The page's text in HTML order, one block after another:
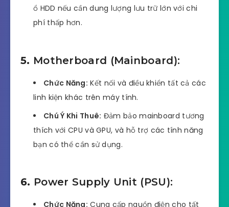
ổ HDD nếu cần dung lượng lưu trữ lớn với chi
phí thấp hơn.
5. Motherboard (Mainboard):
Chức Năng: Kết nối và điều khiển tất cả các
linh kiện khác trên máy tính.
Chú Ý Khi Thuê: Đảm bảo mainboard tương
thích với CPU và GPU, và hỗ trợ các tính năng
bạn có thể cần sử dụng.
6. Power Supply Unit (PSU):
Chức Năng: Cung cấp nguồn điện cho tất